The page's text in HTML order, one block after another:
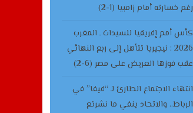
رغم خسارته أمام زامبيا (1-2)
كأس أمم إفريقيا للسيدات ـ المغرب
2026 : نيجيريا تتأهل إلى ربع النهائي
عقب فوزها العريض على مصر (6-2)
انتهاء الاجتماع الطارئ لـ “فيفا” في
الرباط.. والاتحاد ينفي ما نشرتع